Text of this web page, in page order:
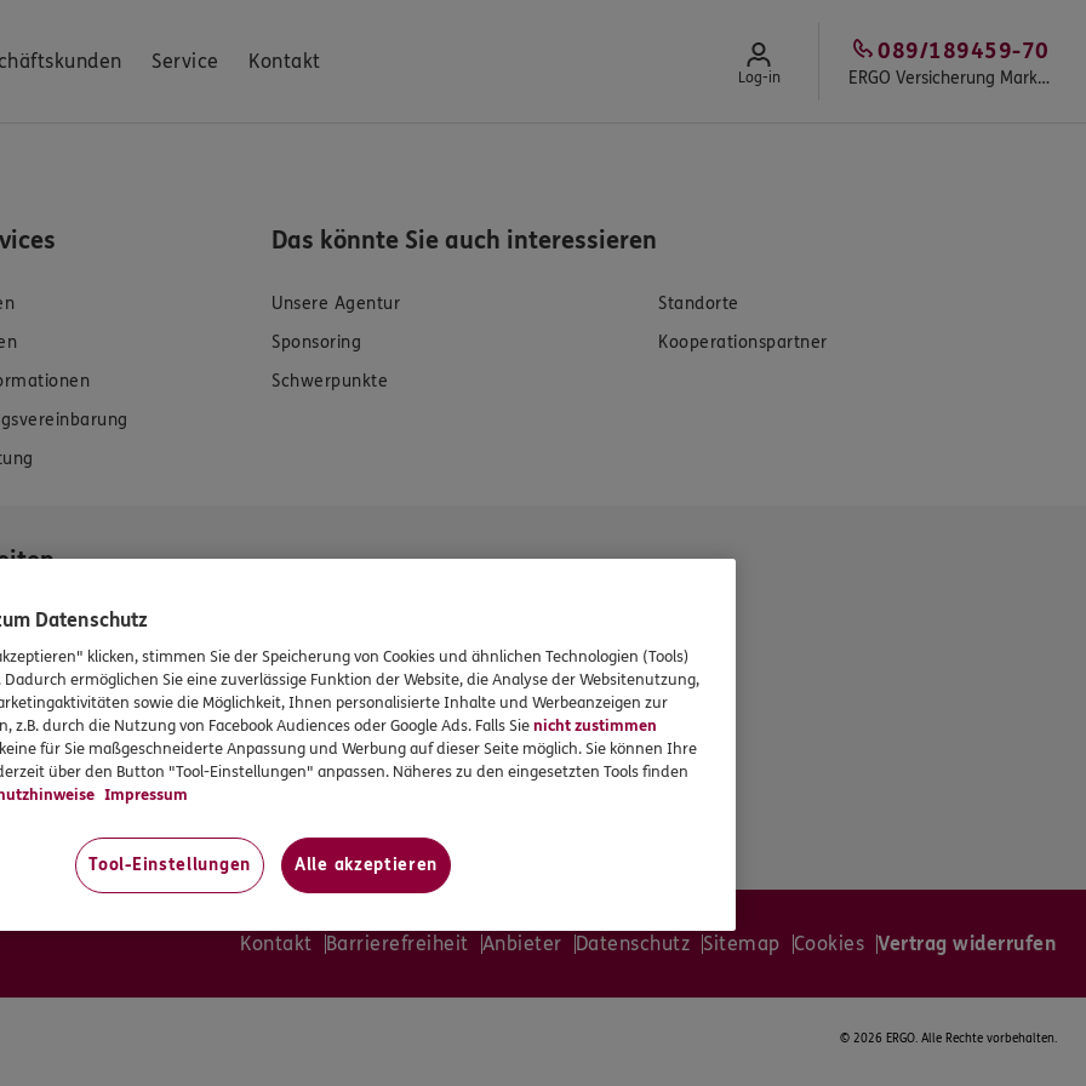
Service Kontakt
Log-in ERGO Versicherung Markus Baltzer
089/189459-70
Das könnte Sie auch interessieren
Unsere Agentur
Standorte
Sponsoring
Kooperationspartner
Schwerpunkte
sind Termine auch außerhalb
Kontakt Barrierefreiheit Anbieter Datenschutz Sitemap Cookies Vertrag widerrufen
© 2026 ERGO. Alle Rechte vorbehalten.
Datenschutz
klicken, stimmen Sie der Speicherung von Cookies und ähnlichen Technologien (Tools)
ermöglichen Sie eine zuverlässige Funktion der Website, die Analyse der Websitenutzung,
sowie die Möglichkeit, Ihnen personalisierte Inhalte und Werbeanzeigen zur
z.B. durch die Nutzung von Facebook Audiences oder Google Ads. Falls Sienicht zustimmen
für Sie maßgeschneiderte Anpassung und Werbung auf dieser Seite möglich. Sie können Ihre
über den Button "Tool-Einstellungen" anpassen. Näheres zu den eingesetzten Tools finden
Impressum
Tool-Einstellungen Alle akzeptieren